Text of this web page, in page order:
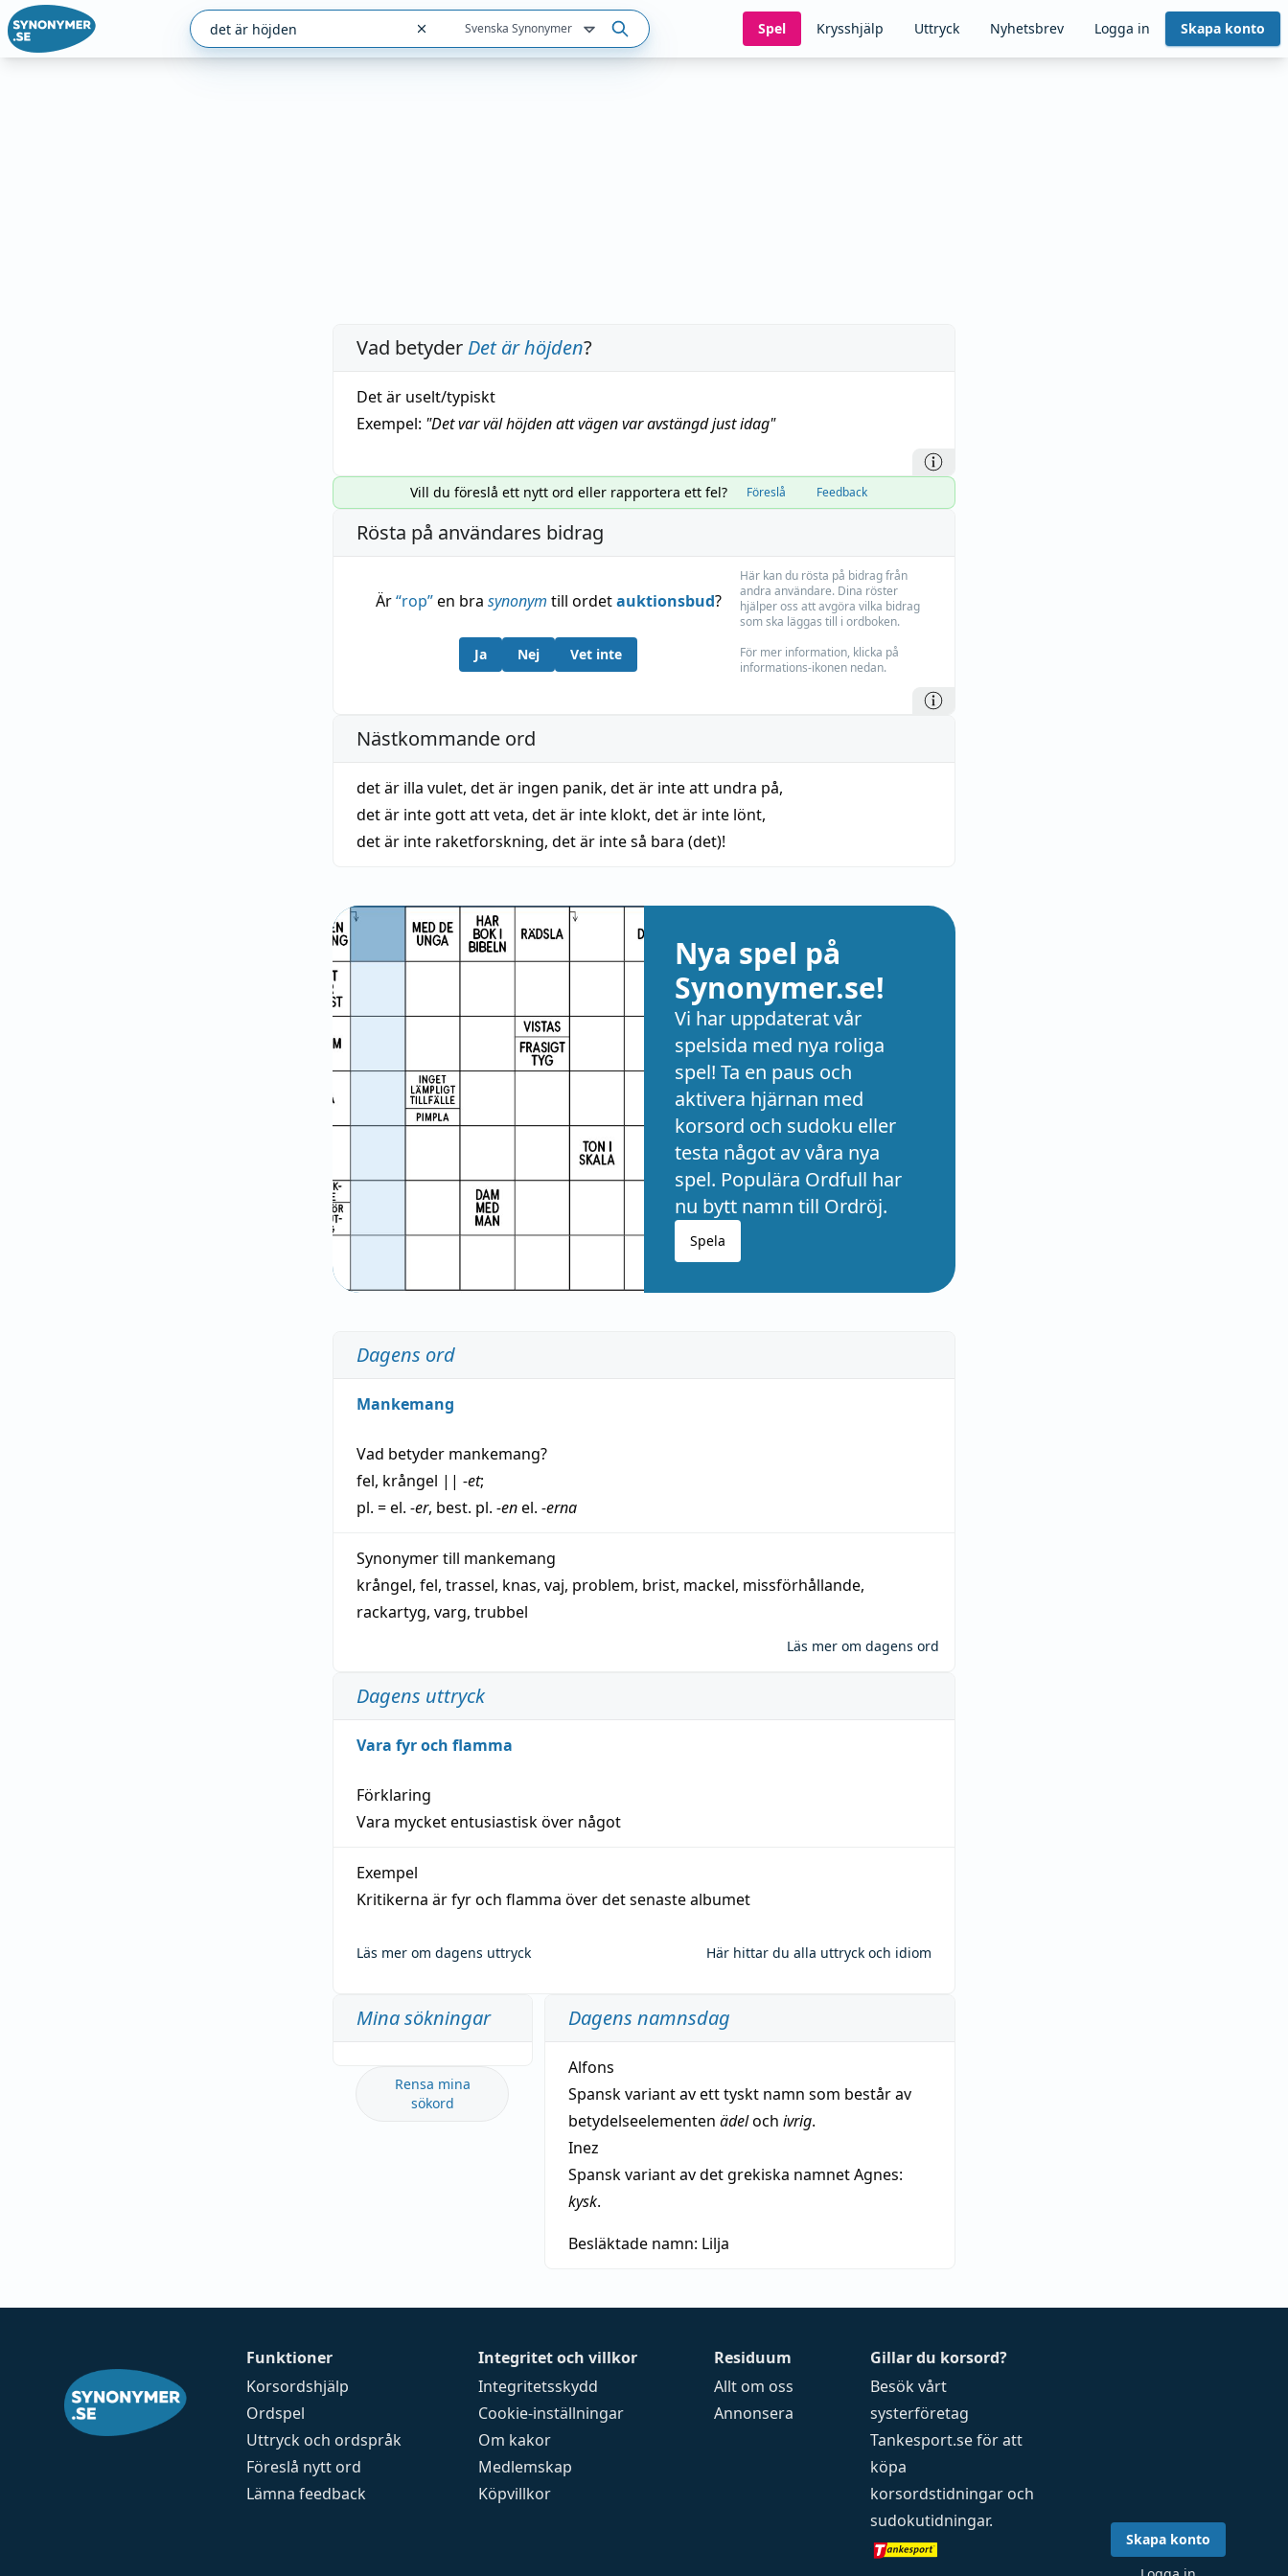
Svenska Synonymer Spel Krysshjälp Uttryck Nyhetsbrev Logga in Skapa konto
Vad betyder Det är höjden?
Det är uselt/typiskt
Exempel: "Det var väl höjden att vägen var avstängd just idag"
Vill du föreslå ett nytt ord eller rapportera ett fel? Föreslå Feedback
Rösta på användares bidrag
Är“rop”en bra synonym till ordetauktionsbud?
Ja Nej Vet inte
Här kan du rösta på bidrag från
andra användare. Dina röster
hjälper oss att avgöra vilka bidrag
som ska läggas till i ordboken.
För mer information, klicka på
informations-ikonen nedan.
Nästkommande ord
det är illa vulet, det är ingen panik, det är inte att undra på,
det är inte gott att veta, det är inte klokt, det är inte lönt,
det är inte raketforskning, det är inte så bara (det)!
Nya spel på
Synonymer.se!
Vi har uppdaterat vår
spelsida med nya roliga
spel! Ta en paus och
aktivera hjärnan med
korsord och sudoku eller
testa något av våra nya
spel. Populära Ordfull har
nu bytt namn till Ordröj.
Spela
Dagens ord
Mankemang
Vad betyder mankemang?
fel, krångel || -et;
pl. = el. -er, best. pl. -enel. -erna
Synonymer till mankemang
krångel, fel, trassel, knas, vaj, problem, brist, mackel, missförhållande,
rackartyg, varg, trubbel
Läs mer om dagens ord
Dagens uttryck
Vara fyr och flamma
Förklaring
Vara mycket entusiastisk över något
Exempel
Kritikerna är fyr och flamma över det senaste albumet
Läs mer om dagens uttryck Här hittar du alla uttryck och idiom
Mina sökningar
Rensa mina
sökord
Dagens namnsdag
Alfons
Spansk variant av ett tyskt namn som består av
betydelseelementen ädeloch ivrig.
Inez
Spansk variant av det grekiska namnet Agnes:
kysk.
Besläktade namn: Lilja
Funktioner
Korsordshjälp
Ordspel
Uttryck och ordspråk
Föreslå nytt ord
Lämna feedback
Integritet och villkor
Integritetsskydd
Cookie-inställningar
Om kakor
Medlemskap
Köpvillkor
Residuum
Allt om oss
Annonsera
Gillar du korsord?
Besök vårt
systerföretag
Tankesport.seför att
köpa
korsordstidningar och
sudokutidningar.
Skapa konto